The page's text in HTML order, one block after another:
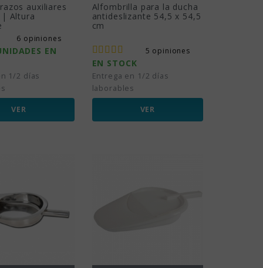
auxiliares
| Altura
6 opiniones
EN
1/2 días
VER
Alfombrilla para la ducha
antideslizante 54,5 x 54,5
cm
5 opiniones
EN STOCK
Entrega en 1/2 días
laborables
VER